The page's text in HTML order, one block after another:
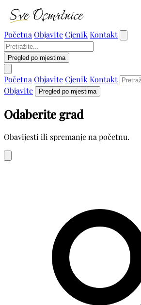
Početna ObjaviteCjenik Kontakt
Pregled po mjestima
Početna ObjaviteCjenik Kontakt
Objavite
Pregled po mjestima
Odaberite grad
Obavijesti ili spremanje na početnu.